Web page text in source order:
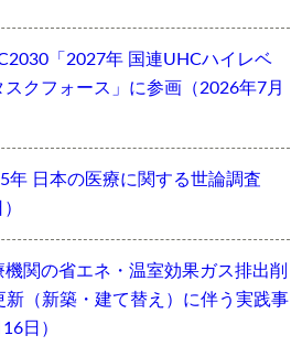
「2027年 国連UHCハイレベ
クフォース」に参画（2026年7月
年 日本の医療に関する世論調査
機関の省エネ・温室効果ガス排出削
（新築・建て替え）に伴う実践事
日）